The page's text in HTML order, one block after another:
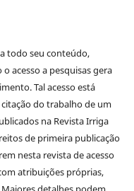
todo seu conteúdo,
acesso a pesquisas gera
Tal acesso está
do trabalho de um
na Revista Irriga
de primeira publicação
nesta revista de acesso
atribuições próprias,